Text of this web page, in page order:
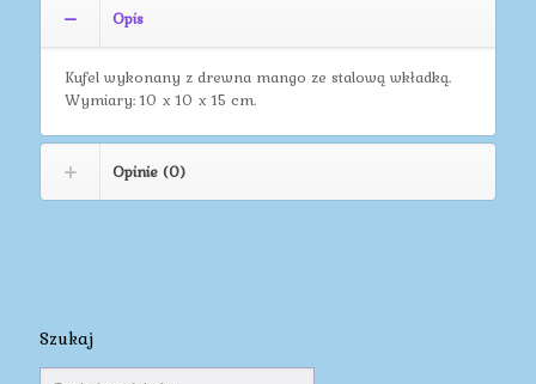
Opis
Kufel wykonany z drewna mango ze stalową wkładką.
Wymiary: 10 x 10 x 15 cm.
Opinie (0)
Szukaj